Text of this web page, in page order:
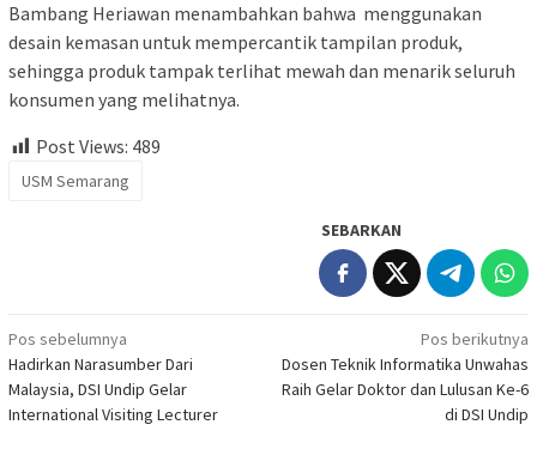
Bambang Heriawan menambahkan bahwa menggunakan
desain kemasan untuk mempercantik tampilan produk,
sehingga produk tampak terlihat mewah dan menarik seluruh
konsumen yang melihatnya.
Post Views: 489
USM Semarang
SEBARKAN
Navigasi
pos
Pos sebelumnya
Hadirkan Narasumber Dari
Malaysia, DSI Undip Gelar
International Visiting Lecturer
Pos berikutnya
Dosen Teknik Informatika Unwahas
Raih Gelar Doktor dan Lulusan Ke-6
di DSI Undip